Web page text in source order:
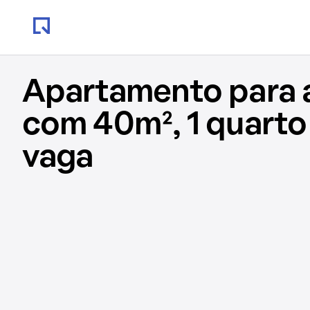
Apartamento para
com 40m², 1
vaga